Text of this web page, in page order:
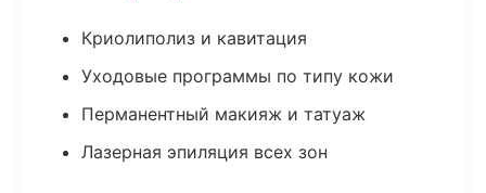
Криолиполиз и кавитация
Уходовые программы по типу кожи
Перманентный макияж и татуаж
Лазерная эпиляция всех зон